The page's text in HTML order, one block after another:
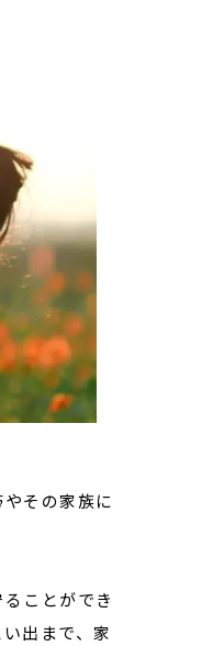
その家族に
ことができ
出まで、家